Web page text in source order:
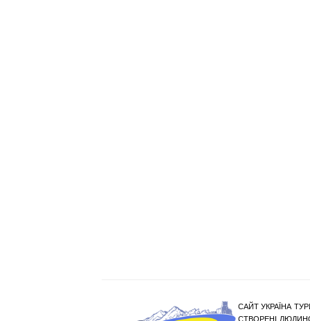
САЙТ УКРАЇНА